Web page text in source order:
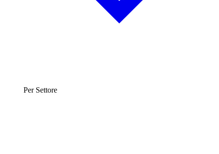
Per Settore